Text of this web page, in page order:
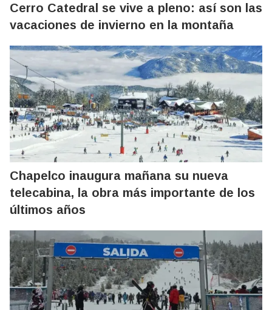
Cerro Catedral se vive a pleno: así son las
vacaciones de invierno en la montaña
Chapelco inaugura mañana su nueva
telecabina, la obra más importante de los
últimos años